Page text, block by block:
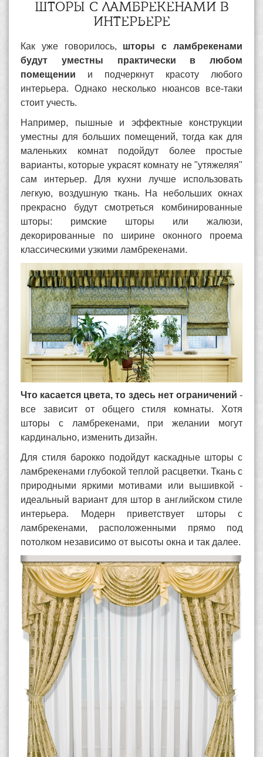
ШТОРЫ С ЛАМБРЕКЕНАМИ В
ИНТЕРЬЕРЕ
Как уже говорилось, шторы с ламбрекенами
будут уместны практически в любом
помещении и подчеркнут красоту любого
интерьера. Однако несколько нюансов все-таки
стоит учесть.
Например, пышные и эффектные конструкции
уместны для больших помещений, тогда как для
маленьких комнат подойдут более простые
варианты, которые украсят комнату не "утяжеляя"
сам интерьер. Для кухни лучше использовать
легкую, воздушную ткань. На небольших окнах
прекрасно будут смотреться комбинированные
шторы: римские шторы или жалюзи,
декорированные по ширине оконного проема
классическими узкими ламбрекенами.
Что касается цвета, то здесь нет ограничений -
все зависит от общего стиля комнаты. Хотя
шторы с ламбрекенами, при желании могут
кардинально, изменить дизайн.
Для стиля барокко подойдут каскадные шторы с
ламбрекенами глубокой теплой расцветки. Ткань с
природными яркими мотивами или вышивкой -
идеальный вариант для штор в английском стиле
интерьера. Модерн приветствует шторы с
ламбрекенами, расположенными прямо под
потолком независимо от высоты окна и так далее.